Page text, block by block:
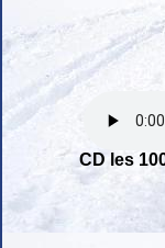
CD les